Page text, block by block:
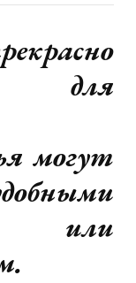
для
могут
или